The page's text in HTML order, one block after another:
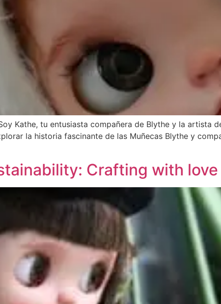
Kathe, tu entusiasta compañera de Blythe y la
la historia fascinante de las Muñecas Blythe y
Crafting with